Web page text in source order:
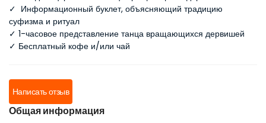
✓ Информационный буклет, объясняющий традицию
суфизма и ритуал
✓ 1-часовое представление танца вращающихся дервишей
✓ Бесплатный кофе и/или чай
Написать отзыв
Общая информация